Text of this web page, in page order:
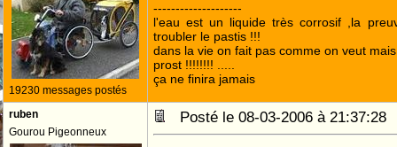
19230 messages postés
--------------------
l'eau est un liquide très corrosif ,la
troubler le pastis !!!
dans la vie on fait pas comme on veut
prost !!!!!!!! .....
ça ne finira jamais
ruben
Gourou Pigeonneux
Posté le 08-03-2006 à